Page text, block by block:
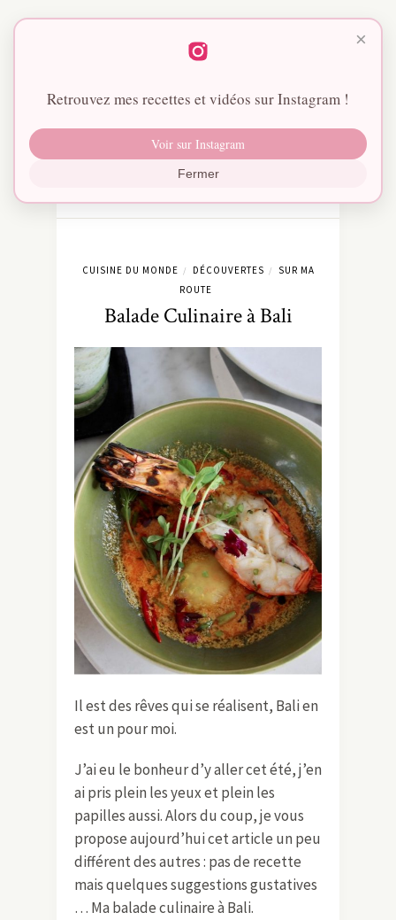
CUISINE DU MONDE / DÉCOUVERTES /
SUR MA
ROUTE
Balade Culinaire à Bali
Il est des rêves qui se réalisent, Bali en
est un pour moi.
J’ai eu le bonheur d’y aller cet été, j’en
ai pris plein les yeux et plein les
papilles aussi. Alors du coup, je vous
propose aujourd’hui cet article un peu
différent des autres : pas de recette
mais quelques suggestions gustatives
… Ma balade culinaire à Bali.
×
Retrouvez mes recettes et vidéos sur Instagram !
Voir sur Instagram
Fermer